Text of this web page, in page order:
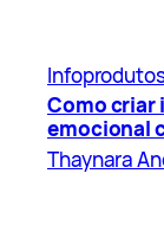
Como
emocional
Thaynara